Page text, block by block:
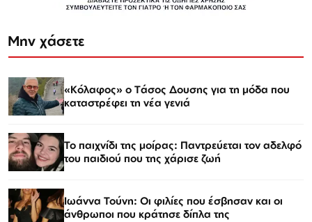
Μην χάσετε
«Κόλαφος» o Tάσος Δουσης για τη μόδα που
καταστρέφει τη νέα γενιά
Το παιχνίδι της μοίρας: Παντρεύεται τον αδελφό
του παιδιού που της χάρισε ζωή
Ιωάννα Τούνη: Οι φιλίες που έσβησαν και οι
άνθρωποι που κράτησε δίπλα της